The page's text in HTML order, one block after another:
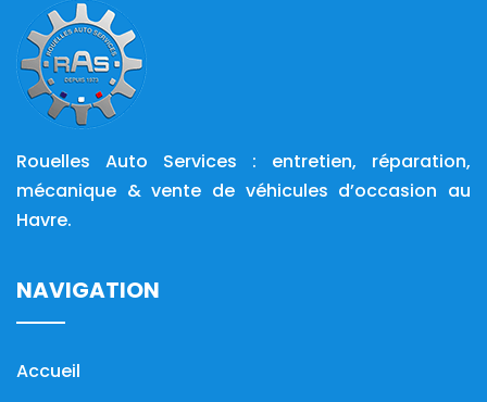
Rouelles Auto Services : entretien, réparation,
mécanique & vente de véhicules d’occasion au
Havre.
NAVIGATION
Accueil